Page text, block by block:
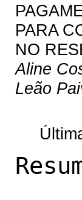
PARA
NO
Aline
Leão